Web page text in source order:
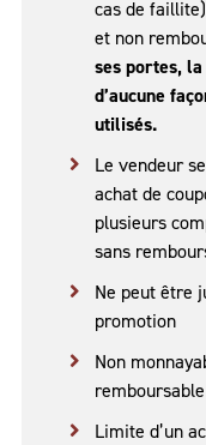
cas de
et non
ses portes,
d’aucune
utilisés.
Le vendeur
achat de
plusieurs
sans
Ne peut être
promotion
Non
Limite d’un